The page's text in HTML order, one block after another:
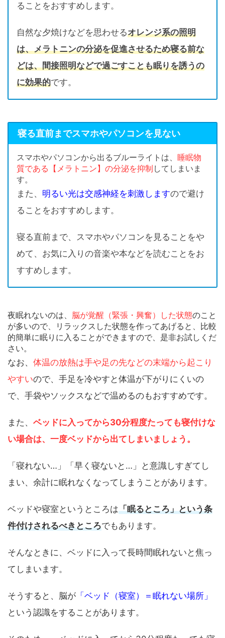
ることをおすすめします。
自然な夕焼けなどを思わせるオレンジ系の照明
は、メラトニンの分泌を促進させるため寝る前な
どは、間接照明などで過ごすことも眠りを誘うの
に効果的です。
寝る直前までスマホやパソコンを見ない
スマホやパソコンから出るブルーライトは、 睡眠物
質である【メラトニン】の分泌を抑制 してしまいま
す。
また、 明るい光は交感神経を刺激しますので避け
ることをおすすめします。
寝る直前まで、スマホやパソコンを見ることをや
めて、お気に入りの音楽や本などを読むことをお
すすめします。
夜眠れないのは、 脳が覚醒（緊張・興奮）した状態のこと
が多いので、リラックスした状態を作ってあげると、比較
的簡単に眠りに入ることができますので、是非お試しくだ
さい。
なお、 体温の放熱は手や足の先などの末端から起こり
やすいので、手足を冷やすと体温が下がりにくいの
で、手袋やソックスなどで温めるのもおすすめです。
また、 ベッドに入ってから30分程度たっても寝付けな
い場合は、一度ベッドから出てしまいましょう。
「寝れない…」「早く寝ないと…」と意識しすぎてし
まい、余計に眠れなくなってしまうことがあります。
ベッドや寝室というところは「眠るところ」という条
件付けされるべきところでもあります。
そんなときに、ベッドに入って長時間眠れないと焦っ
てしまいます。
そうすると、脳が 「ベッド（寝室）＝眠れない場所」
という認識をすることがあります。